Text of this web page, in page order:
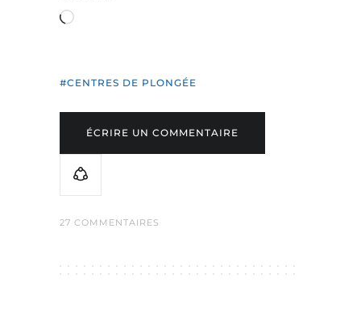
Chargement…
CENTRES DE PLONGÉE
ÉCRIRE UN COMMENTAIRE
27 COMMENTAIRES